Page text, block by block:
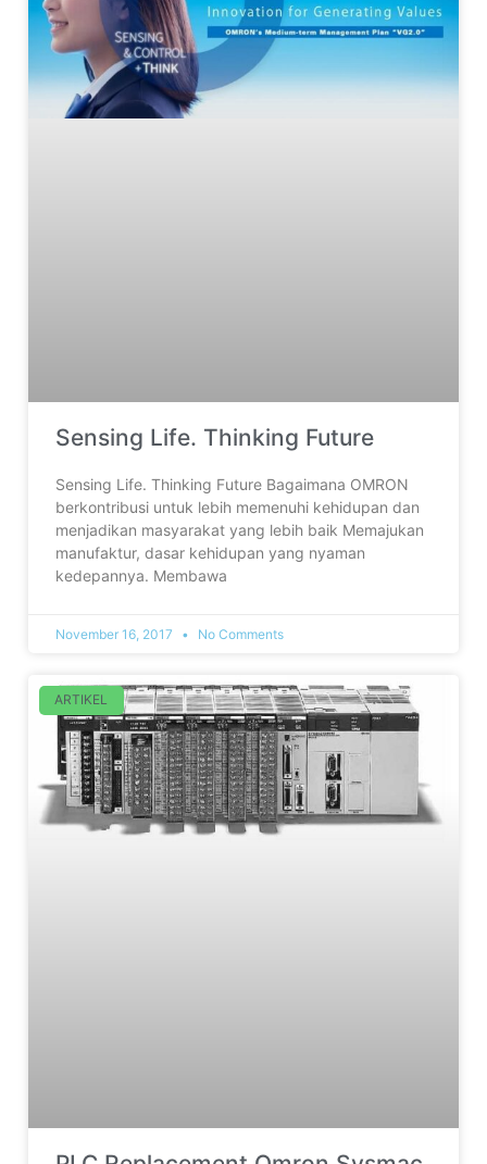
Sensing Life. Thinking Future
Sensing Life. Thinking Future Bagaimana OMRON
berkontribusi untuk lebih memenuhi kehidupan dan
menjadikan masyarakat yang lebih baik Memajukan
manufaktur, dasar kehidupan yang nyaman
kedepannya. Membawa
November 16, 2017 No Comments
ARTIKEL